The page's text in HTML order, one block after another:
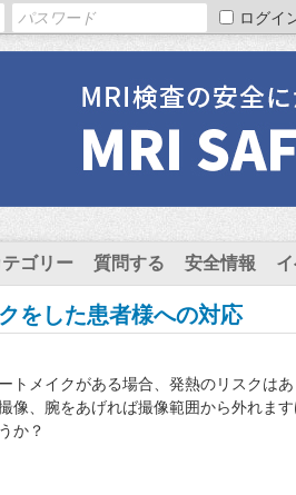
ログイ
テゴリー 質問する 安全情報
をした患者様への対応
トメイクがある場合、発熱のリスクは
像、腕をあげれば撮像範囲から外れま
か？